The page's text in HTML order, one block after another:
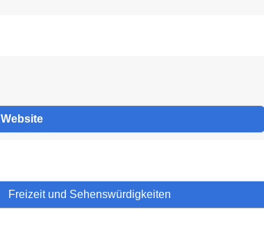
Website
Freizeit und Sehenswürdigkeiten